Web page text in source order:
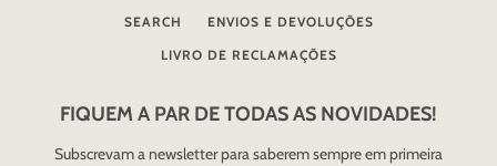
SEARCH
ENVIOS E DEVOLUÇÕES
LIVRO DE RECLAMAÇÕES
FIQUEM A PAR DE TODAS AS NOVIDADES!
Subscrevam a newsletter para saberem sempre em primeira